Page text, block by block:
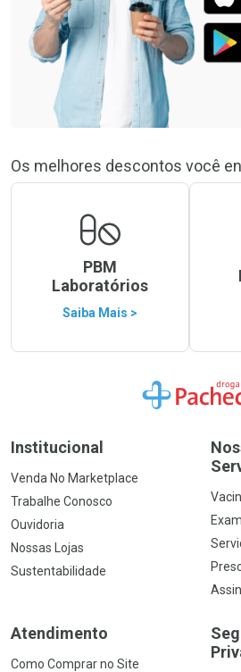
Os melhores descontos você
PBM
Laboratórios
Saiba Mais >
Ir para a Home
Institucional
Venda No Marketplace
Trabalhe Conosco
Ouvidoria
Nossas Lojas
Sustentabilidade
Atendimento
Como Comprar no Site